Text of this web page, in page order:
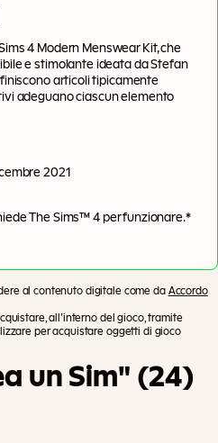
4 Modern Menswear Kit, che
e stimolante ideata da Stefan
articoli tipicamente
adeguano ciascun elemento
2021
The Sims™ 4per funzionare.*
al contenuto digitale come da Accordo
all’interno del gioco, tramite
per acquistare oggetti di gioco
un Sim" (24)